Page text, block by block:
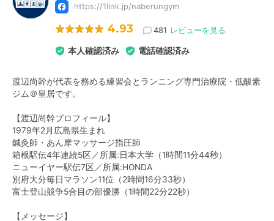
https://1link.jp/naberungym
4.93 481 レビューを見る
本人確認済み 電話確認済み
渡辺尚幹が代表を務める練習会とランニング専門治療院・低酸素
ジム＠皇居です。
【渡辺尚幹プロフィール】
1979年2月広島県生まれ
鍼灸師・あん摩マッサージ指圧師
箱根駅伝4年連続5区／所属:日本大学（1時間11分44秒）
ニューイヤー駅伝7区／所属:HONDA
別府大分毎日マラソン11位（2時間16分33秒）
富士登山競争5合目の部優勝（1時間22分22秒）
【メッセージ】